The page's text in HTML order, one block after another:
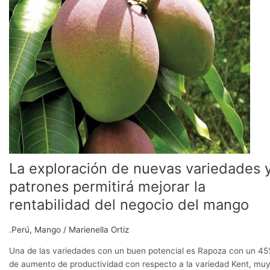
La exploración de nuevas variedades
patrones permitirá mejorar la
rentabilidad del negocio del mango
.Perú, Mango / Marienella Ortiz
Una de las variedades con un buen potencial es Rapoza con un
de aumento de productividad con respecto a la variedad Kent, muy
de
nuevas
variedades
y
patrones
permitirá
mejorar
la
rentabilidad
del
negocio
del
mango